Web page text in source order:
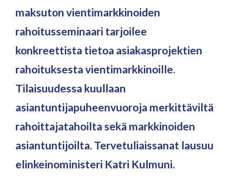
maksuton vientimarkkinoiden
rahoitusseminaari tarjoilee
konkreettista tietoa asiakasprojektien
rahoituksesta vientimarkkinoille.
Tilaisuudessa kuullaan
asiantuntijapuheenvuoroja merkittäviltä
rahoittajatahoilta sekä markkinoiden
asiantuntijoilta. Tervetuliaissanat lausuu
elinkeinoministeri Katri Kulmuni.